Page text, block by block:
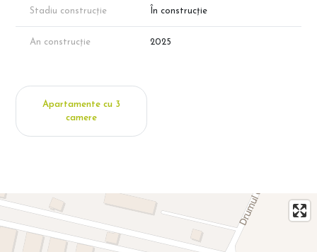
Stadiu construcție În construcție
An construcție 2025
Apartamente cu 3
camere